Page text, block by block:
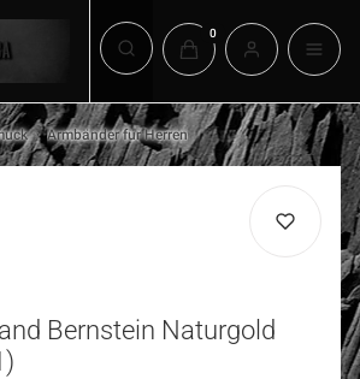
Suchmaschine öffnen
Produkte im
Armbänder für Herren
Bernstein Naturgold